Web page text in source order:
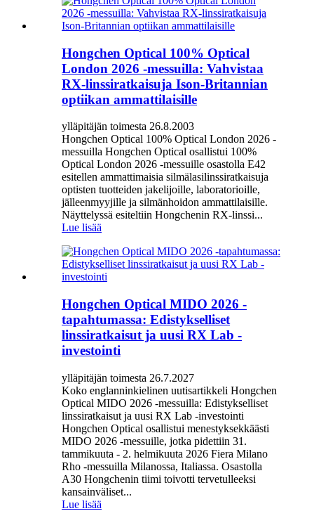
Hongchen Optical 100% Optical
London 2026 -messuilla: Vahvistaa
RX-linssiratkaisuja Ison-Britannian
optiikan ammattilaisille
ylläpitäjän toimesta 26.8.2003
Hongchen Optical 100% Optical London 2026 -
messuilla Hongchen Optical osallistui 100%
Optical London 2026 -messuille osastolla E42
esitellen ammattimaisia ​​silmälasilinssiratkaisuja
optisten tuotteiden jakelijoille, laboratorioille,
jälleenmyyjille ja silmänhoidon ammattilaisille.
Näyttelyssä esiteltiin Hongchenin RX-linssi...
Lue lisää
Hongchen Optical MIDO 2026 -
tapahtumassa: Edistykselliset
linssiratkaisut ja uusi RX Lab -
investointi
ylläpitäjän toimesta 26.7.2027
Koko englanninkielinen uutisartikkeli Hongchen
Optical MIDO 2026 -messuilla: Edistykselliset
linssiratkaisut ja uusi RX Lab -investointi
Hongchen Optical osallistui menestyksekkäästi
MIDO 2026 -messuille, jotka pidettiin 31.
tammikuuta - 2. helmikuuta 2026 Fiera Milano
Rho -messuilla Milanossa, Italiassa. Osastolla
A30 Hongchenin tiimi toivotti tervetulleeksi
kansainväliset...
Lue lisää